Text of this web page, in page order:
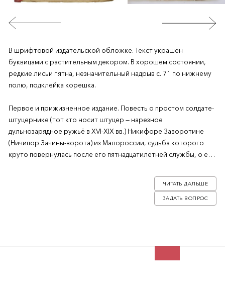
В шрифтовой издательской обложке. Текст украшен
буквицами с растительным декором. В хорошем состоянии,
редкие лисьи пятна, незначительный надрыв с. 71 по нижнему
полю, подклейка корешка.
Первое и прижизненное издание. Повесть о простом солдате-
штуцернике (тот кто носит штуцер — нарезное
дульнозарядное ружьё в XVI-XIX вв.) Никифоре Заворотине
(Ничипор Зачины-ворота) из Малороссии, судьба которого
круто повернулась после его пятнадцатилетней службы, о его
Александр Фомич Погосский (1816-1874) — русский писатель,
католического, родился в Полоцке 26-го февраля 1816 года.
ЗАДАТЬ ВОПРОС
ЧИТАТЬ ДАЛЬШЕ